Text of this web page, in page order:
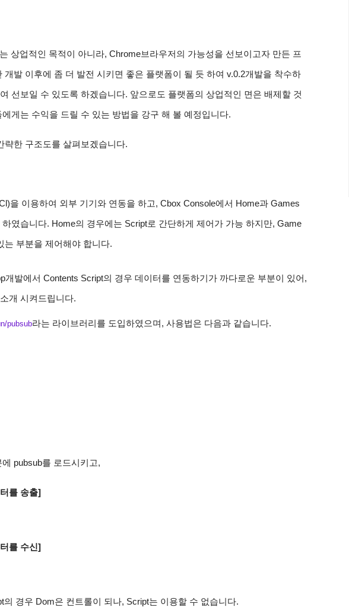
상업적인 목적이 아니라, Chrome브라우저의 가능성을 선보이고자 만든 프
개발 이후에 좀 더 발전 시키면 좋은 플랫폼이 될 듯 하여 v.0.2개발을 착수하
선보일 수 있도록 하겠습니다. 앞으로도 플랫폼의 상업적인 면은 배제할 것
게는 수익을 드릴 수 있는 방법을 강구 해 볼 예정입니다.
략한 구조도를 살펴보겠습니다.
을 이용하여 외부 기기와 연동을 하고, Cbox Console에서 Home과 Games
였습니다. Home의 경우에는 Script로 간단하게 제어가 가능 하지만, Game
는 부분을 제어해야 합니다.
개발에서 Contents Script의 경우 데이터를 연동하기가 까다로운 부분이 있어,
개 시켜드립니다.
pubsub라는 라이브러리를 도입하였으며, 사용법은 다음과 같습니다.
pubsub를 로드시키고,
를 송출]
를 수신]
의 경우 Dom은 컨트롤이 되나, Script는 이용할 수 없습니다.